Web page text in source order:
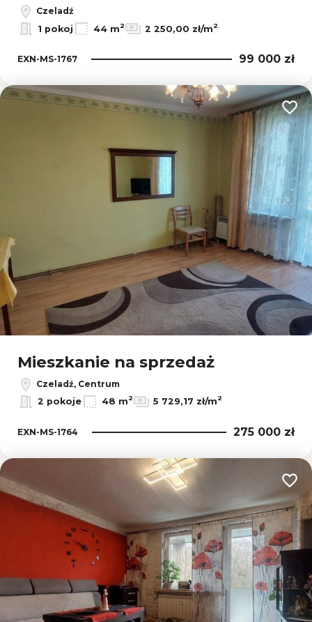
Czeladź
1 pokoj
44 m2 2 250,00 zł/m2
EXN-MS-1767 99 000 zł
Mieszkanie na sprzedaż
Czeladź, Centrum
2 pokoje
48 m2 5 729,17 zł/m2
EXN-MS-1764 275 000 zł